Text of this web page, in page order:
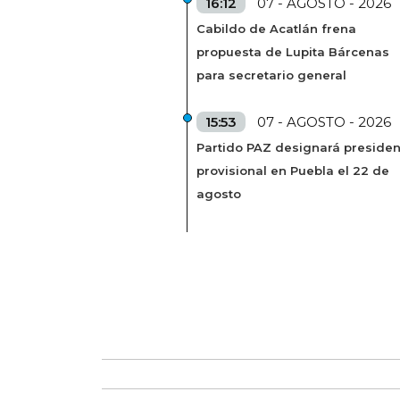
Cabildo de Acatlán frena
propuesta de Lupita Bárcenas
para secretario general
15:53 07 - AGOSTO - 2026
Partido PAZ designará
provisional en Puebla el 22 de
agosto